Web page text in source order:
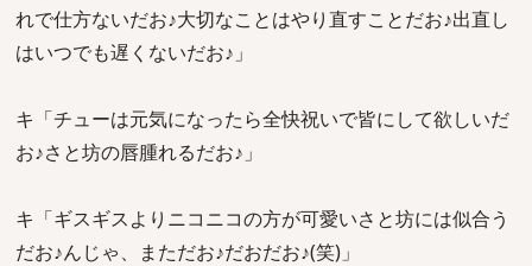
れで仕方ないだお♪大切なことはやり直すことだお♪出直し
はいつでも遅くないだお♪」
キ「チューは元気になったら全快祝いで皆にして欲しいだ
お♪さと坊の唇腫れるだお♪」
キ「ギスギスよりニコニコの方が可愛いさと坊には似合う
だお♪んじゃ、まただお♪だおだお♪(笑)」